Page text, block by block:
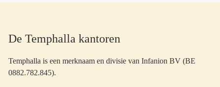
De Temphalla kantoren
Temphalla is een merknaam en divisie van Infanion BV (BE
0882.782.845).